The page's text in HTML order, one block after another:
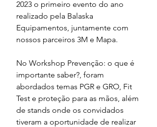
2023 o primeiro evento do ano
realizado pela Balaska
Equipamentos, juntamente com
nossos parceiros 3M e Mapa.
No Workshop Prevenção: o que é
importante saber?, foram
abordados temas PGR e GRO, Fit
Test e proteção para as mãos, além
de stands onde os convidados
tiveram a oportunidade de realizar